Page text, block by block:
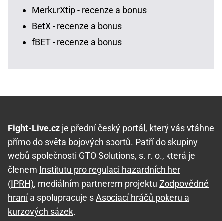
MerkurXtip - recenze a bonus
BetX - recenze a bonus
fBET - recenze a bonus
Fight-Live.cz je přední český portál, který vás vtáhne
přímo do světa bojových sportů. Patří do skupiny
webů společnosti GTO Solutions, s. r. o., která je
členem Institutu pro regulaci hazardních her
(IPRH), mediálním partnerem projektu Zodpovědné
hranía spolupracuje sAsociací hráčů pokeru a
kurzových sázek.